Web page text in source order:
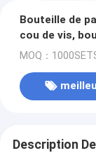
Bouteille de
cou de vis,
MOQ：
Description